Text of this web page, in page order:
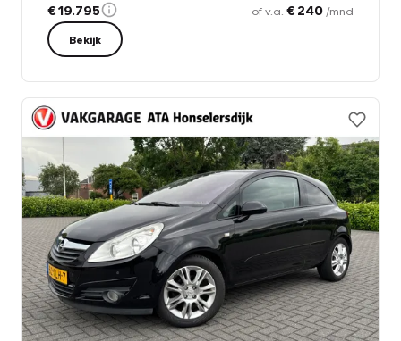
€ 19.795 of v.a. € 240 /mnd
Bekijk